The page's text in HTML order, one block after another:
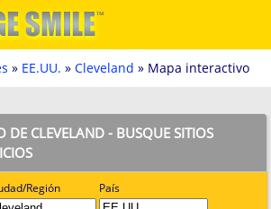
» EE.UU. » Cleveland » Mapa interactivo
DE CLEVELAND - BUSQUE SITIOS
Región País